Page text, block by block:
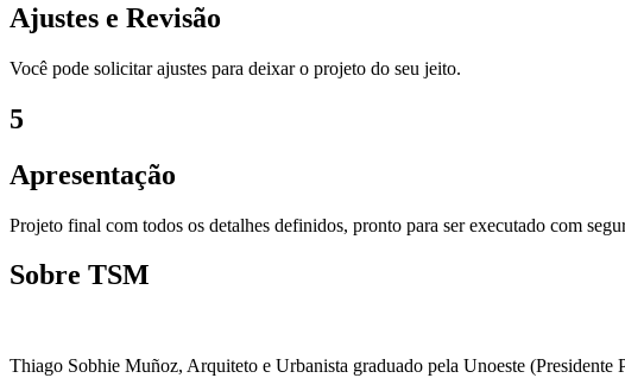
Ajustes e Revisão
Você pode solicitar ajustes para deixar o projeto do seu jeito.
5
Apresentação
Projeto final com todos os detalhes definidos, pronto para ser executado com
Sobre TSM
Thiago Sobhie Muñoz, Arquiteto e Urbanista graduado pela Unoeste (Presidente